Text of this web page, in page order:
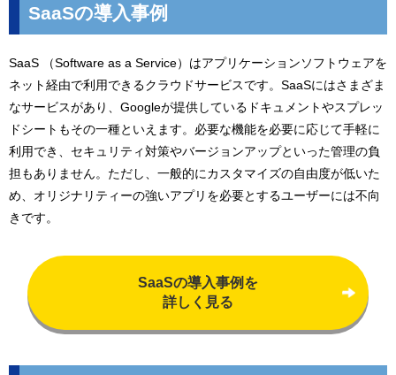
SaaSの導入事例
SaaS （Software as a Service）はアプリケーションソフトウェアを
ネット経由で利用できるクラウドサービスです。SaaSにはさまざま
なサービスがあり、Googleが提供しているドキュメントやスプレッ
ドシートもその一種といえます。必要な機能を必要に応じて手軽に
利用でき、セキュリティ対策やバージョンアップといった管理の負
担もありません。ただし、一般的にカスタマイズの自由度が低いた
め、オリジナリティーの強いアプリを必要とするユーザーには不向
きです。
SaaSの導入事例を
詳しく見る